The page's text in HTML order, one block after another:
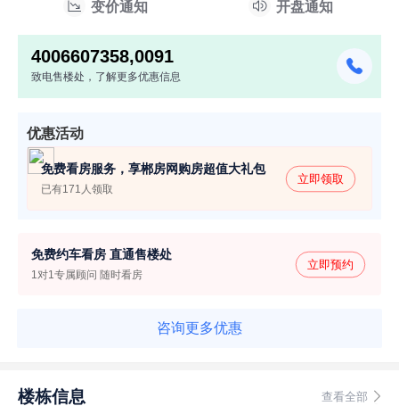
变价通知 开盘通知
4006607358,0091
致电售楼处，了解更多优惠信息
优惠活动
免费看房服务，享郴房网购房超值大礼包
已有171人领取
立即领取
免费约车看房 直通售楼处
1对1专属顾问 随时看房
立即预约
咨询更多优惠
楼栋信息 查看全部